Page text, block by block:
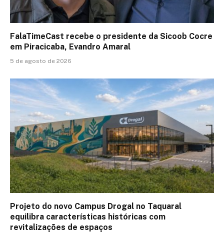
FalaTimeCast recebe o presidente da Sicoob Cocre
em Piracicaba, Evandro Amaral
5 de agosto de 2026
Projeto do novo Campus Drogal no Taquaral
equilibra características históricas com
revitalizações de espaços